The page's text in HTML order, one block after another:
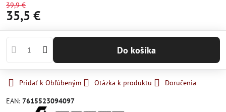
39,9 €
35,5 €
Do košíka
Pridať k Obľúbeným Otázka k produktu
Doručenia
EAN: 7615523094097